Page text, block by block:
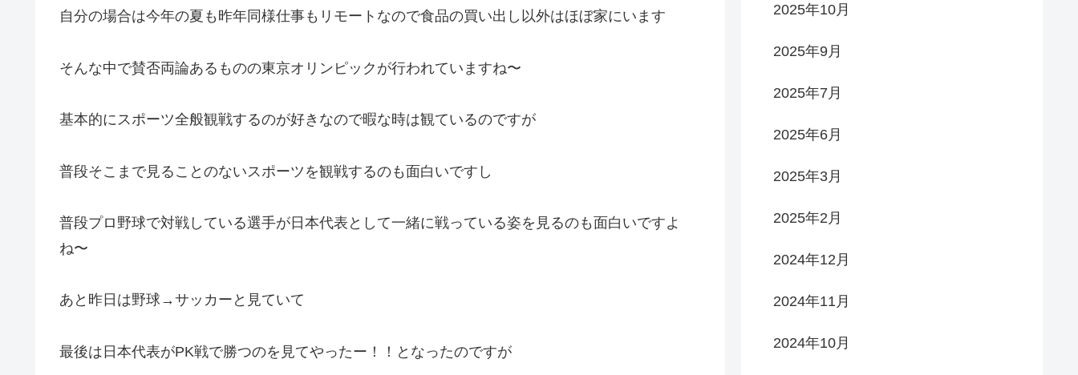
自分の場合は今年の夏も昨年同様仕事もリモートなので食品の買い出し以外はほぼ家にいます
そんな中で賛否両論あるものの東京オリンピックが行われていますね〜
基本的にスポーツ全般観戦するのが好きなので暇な時は観ているのですが
普段そこまで見ることのないスポーツを観戦するのも面白いですし
普段プロ野球で対戦している選手が日本代表として一緒に戦っている姿を見るのも面白いですよ
ね〜
あと昨日は野球→サッカーと見ていて
最後は日本代表がPK戦で勝つのを見てやったー！！となったのですが
2025年10月
2025年9月
2025年7月
2025年6月
2025年3月
2025年2月
2024年12月
2024年11月
2024年10月